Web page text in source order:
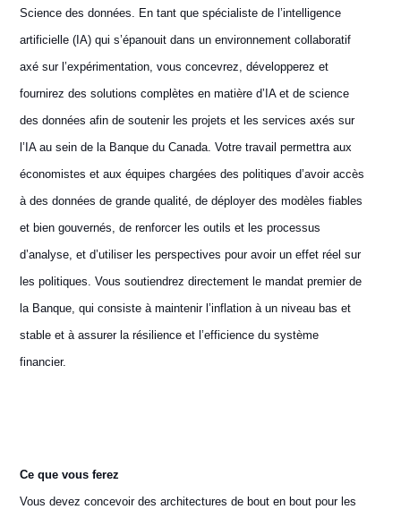
Science des données. En tant que spécialiste de l’intelligence
artificielle (IA) qui s’épanouit dans un environnement collaboratif
axé sur l’expérimentation, vous concevrez, développerez et
fournirez des solutions complètes en matière d’IA et de science
des données afin de soutenir les projets et les services axés sur
l’IA au sein de la Banque du Canada. Votre travail permettra aux
économistes et aux équipes chargées des politiques d’avoir accès
à des données de grande qualité, de déployer des modèles fiables
et bien gouvernés, de renforcer les outils et les processus
d’analyse, et d’utiliser les perspectives pour avoir un effet réel sur
les politiques. Vous soutiendrez directement le mandat premier de
la Banque, qui consiste à maintenir l’inflation à un niveau bas et
stable et à assurer la résilience et l’efficience du système
financier.
Ce que vous ferez
Vous devez concevoir des architectures de bout en bout pour les